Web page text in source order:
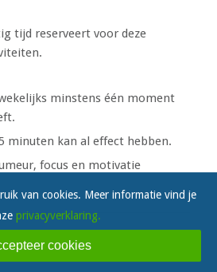
tijd reserveert voor deze
minstens één moment
minuten kan al effect hebben.
focus en motivatie
van cookies. Meer informatie vind je
privacyverklaring.
cookies